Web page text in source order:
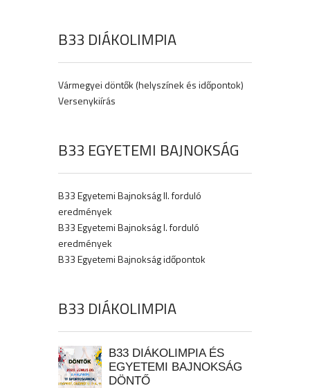
B33 DIÁKOLIMPIA
Vármegyei döntők (helyszínek és időpontok)
Versenykiírás
B33 EGYETEMI BAJNOKSÁG
B33 Egyetemi Bajnokság II. forduló
eredmények
B33 Egyetemi Bajnokság I. forduló
eredmények
B33 Egyetemi Bajnokság időpontok
B33 DIÁKOLIMPIA
B33 DIÁKOLIMPIA ÉS
EGYETEMI BAJNOKSÁG
DÖNTŐ